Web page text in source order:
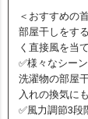
＜おすすめの
部屋干しをす
く直接風を当
✅様々なシー
洗濯物の部屋
入れの換気に
✅風力調節3段